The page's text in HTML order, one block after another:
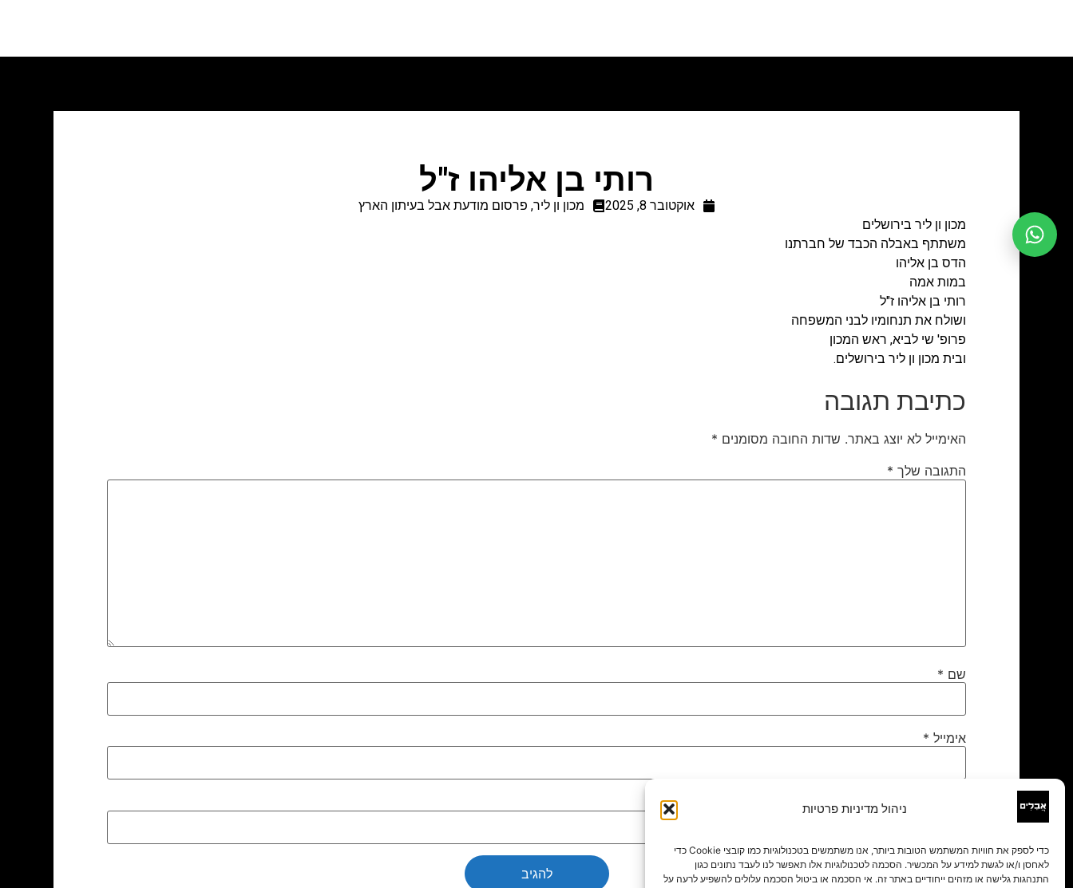
ניהול מדיניות פרטיות
כדי לספק את חוויות המשתמש הטובות ביותר, אנו משתמשים בטכנולוגיות כמו קובצי Cookie כדי
לאחסן ו/או לגשת למידע על המכשיר. הסכמה לטכנולוגיות אלו תאפשר לנו לעבד נתונים כגון
התנהגות גלישה או מזהים ייחודיים באתר זה. אי הסכמה או ביטול הסכמה עלולים להשפיע לרעה על
רותי בן אליהו ז"ל
אוקטובר 8, 2025 מכון ון ליר, פרסום מודעת אבל בעיתון הארץ
מכון ון ליר בירושלים
משתתף באבלה הכבד של חברתנו
הדס בן אליהו
במות אמה
רותי בן אליהו ז"ל
ושולח את תנחומיו לבני המשפחה
פרופ' שי לביא, ראש המכון
ובית מכון ון ליר בירושלים.
כתיבת תגובה
האימייל לא יוצג באתר. שדות החובה מסומנים *
התגובה שלך *
שם *
אימייל *